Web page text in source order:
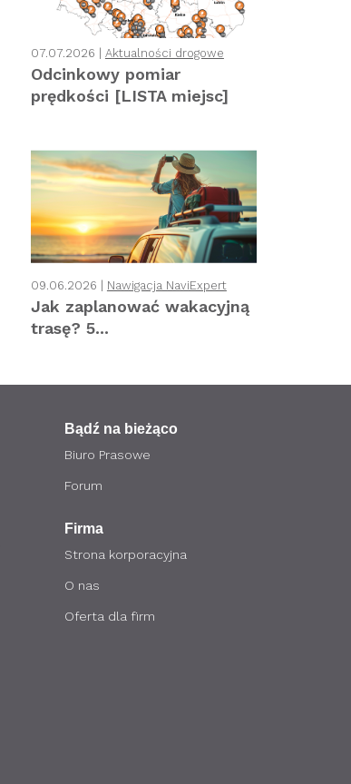
07.07.2026 | Aktualności drogowe
Odcinkowy pomiar
prędkości [LISTA miejsc]
09.06.2026 | Nawigacja NaviExpert
Jak zaplanować wakacyjną
trasę? 5...
Bądź na bieżąco
Biuro Prasowe
Forum
Firma
Strona korporacyjna
O nas
Oferta dla firm